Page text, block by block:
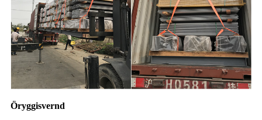
Öryggisvernd